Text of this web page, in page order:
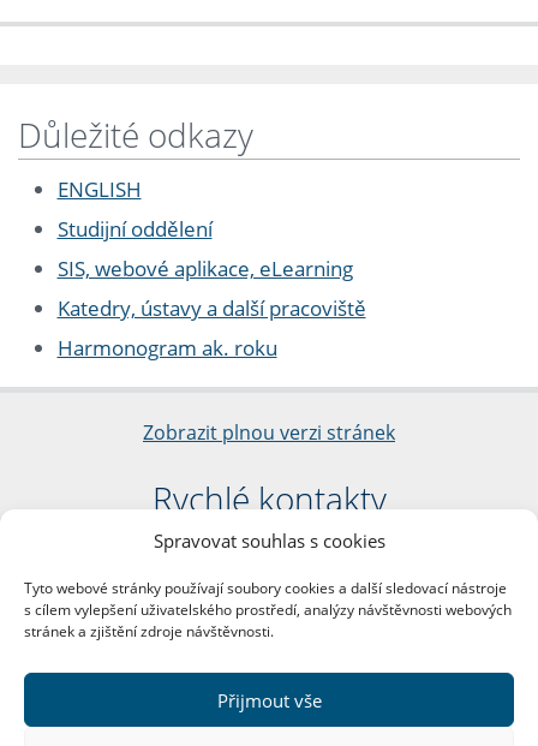
Spravovat souhlas s cookies
Tyto webové stránky používají soubory cookies a další sledovací nástroje
s cílem vylepšení uživatelského prostředí, analýzy návštěvnosti webových
stránek a zjištění zdroje návštěvnosti.
Přijmout vše
Důležité odkazy
ENGLISH
Studijní oddělení
SIS, webové aplikace, eLearning
Katedry, ústavy a další pracoviště
Harmonogram ak. roku
Zobrazit plnou verzi stránek
Rychlé kontakty
Filozofická fakulta
nám. Jana Palacha 1/2
116 38 Praha 1
DIČ: CZ00216208
Další kontakty